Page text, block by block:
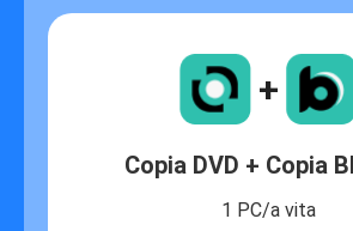
+
Copia DVD + Copia
1 PC/a vita